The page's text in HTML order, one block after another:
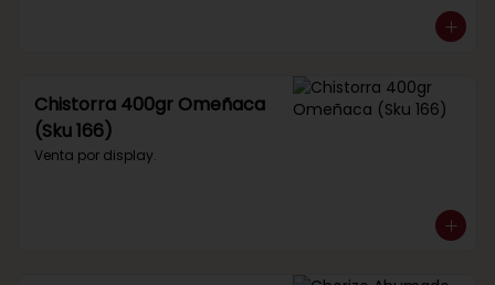
Chistorra 400gr Omeñaca
(Sku 166)
Venta por display.